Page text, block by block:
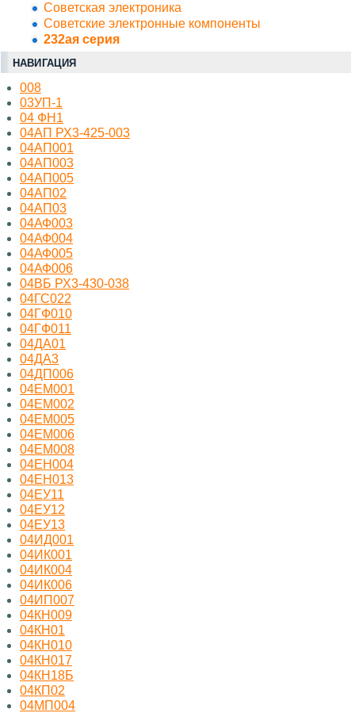
Советская электроника
Советские электронные компоненты
232ая серия
НАВИГАЦИЯ
008
03УП-1
04 ФН1
04АП РХ3-425-003
04АП001
04АП003
04АП005
04АП02
04АП03
04АФ003
04АФ004
04АФ005
04АФ006
04ВБ РХ3-430-038
04ГС022
04ГФ010
04ГФ011
04ДА01
04ДА3
04ДП006
04ЕМ001
04ЕМ002
04ЕМ005
04ЕМ006
04ЕМ008
04ЕН004
04ЕН013
04ЕУ11
04ЕУ12
04ЕУ13
04ИД001
04ИК001
04ИК004
04ИК006
04ИП007
04КН009
04КН01
04КН010
04КН017
04КН18Б
04КП02
04МП004